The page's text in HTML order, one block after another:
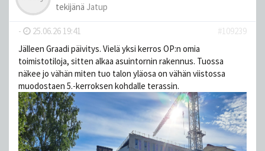
tekijänä Jatup
- 25.06.26 19:41
#109239
Jälleen Graadi päivitys. Vielä yksi kerros OP:n omia
toimistotiloja, sitten alkaa asuintornin rakennus. Tuossa
näkee jo vähän miten tuo talon yläosa on vähän viistossa
muodostaen 5.-kerroksen kohdalle terassin.